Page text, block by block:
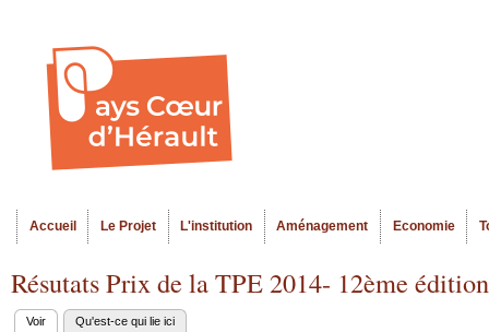
Menu principal
Accueil Le Projet L'institution Aménagement Economie
Résutats Prix de la TPE 2014- 12ème édition
Voir (onglet actif)
Qu'est-ce qui lie ici